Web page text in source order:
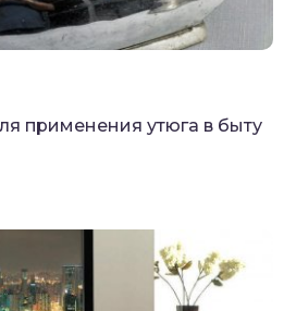
применения утюга в быту